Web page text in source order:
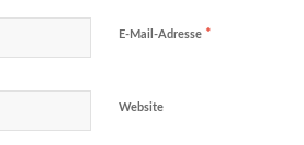
E-Mail-Adresse *
Website